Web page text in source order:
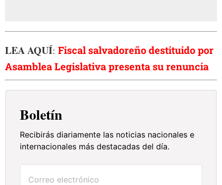
LEA AQUÍ: Fiscal salvadoreño destituido por
Asamblea Legislativa presenta su renuncia
Boletín
Recibirás diariamente las noticias nacionales e
internacionales más destacadas del día.